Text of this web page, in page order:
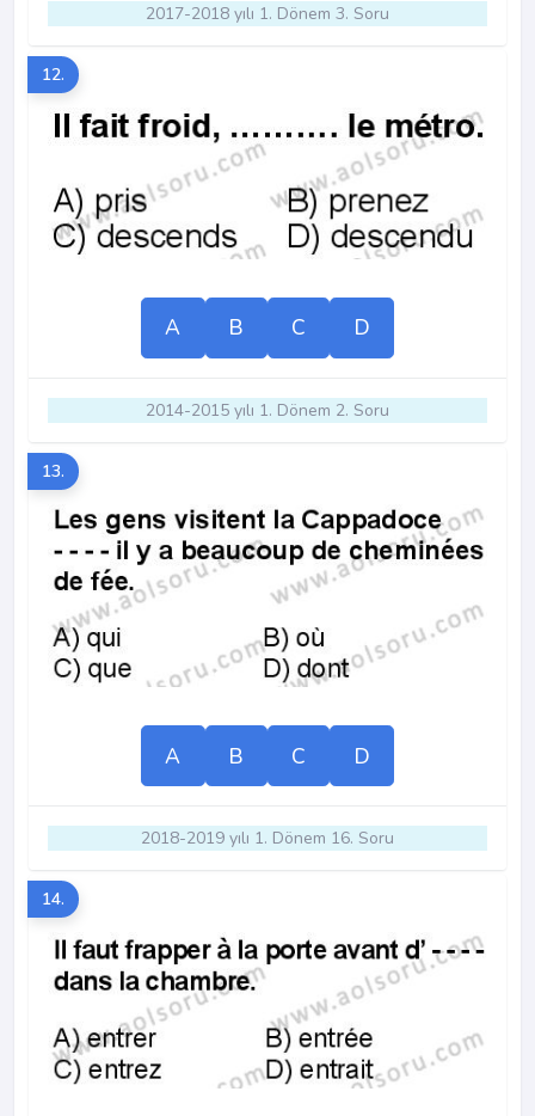
2017-2018 yılı 1. Dönem 3. Soru
12.
A B C D
2014-2015 yılı 1. Dönem 2. Soru
13.
A B C D
2018-2019 yılı 1. Dönem 16. Soru
14.